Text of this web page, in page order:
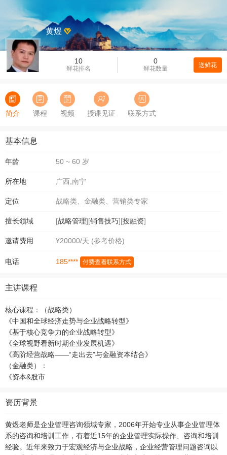
10
鲜花排名
0
鲜花数量 送鲜花
黄煜
简介 课程 视频 授课见证 联系方式
基本信息
年龄 50 ~ 60 岁
所在地 广西,南宁
定位 战略类、金融类、营销类专家
擅长领域 [战略管理][销售技巧][投融资]
邀请费用 ¥20000/天 (参考价格)
电话 185**** 付费查看联系方式
主讲课程
核心课程：（战略类）
《中国和全球经济走势与企业战略转型》
《基于核心竞争力的企业战略转型》
《全球视野看新时期企业发展机遇》
《高阶经营战略——“走出去”与金融资本结合》
（金融类）：
《资本&股市
资历背景
黄煜老师是企业管理咨询领域专家，2006年开始专业从事企业管理体
系的咨询和培训工作，有着近15年的企业管理实际操作、咨询和培训
经验。近年来致力于宏观经济与企业战略，企业经营管理问题咨询以